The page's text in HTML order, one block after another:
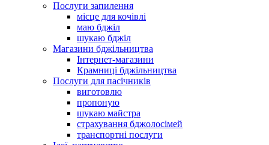
Послуги запилення
місце для кочівлі
маю бджіл
шукаю бджіл
Магазини бджільництва
Інтернет-магазини
Крамниці бджільництва
Послуги для пасічників
виготовлю
пропоную
шукаю майстра
страхування бджолосімей
транспортні послуги